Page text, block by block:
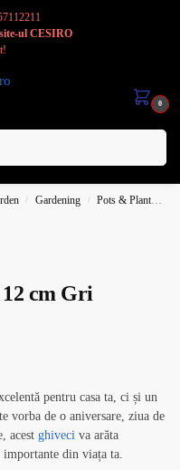
ul CESIRO
0
/ Gardening / Pots & Planters
cm Gri
pentru casa ta, ci și un
vorba de o aniversare, ziua de
acest ghiveci va arăta
din viața ta.